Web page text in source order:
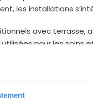
les installations
avec terrasse,
pour les soins
côtoyer la culture
expériences